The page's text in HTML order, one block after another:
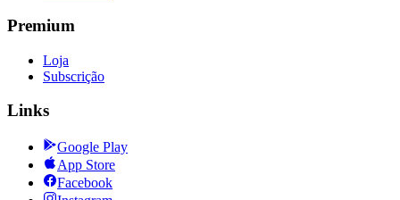
Premium
Loja
Subscrição
Links
Google Play
App Store
Facebook